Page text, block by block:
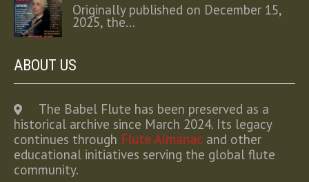
Originally published on December 15,
2025, the…
ABOUT US
The Babel Flute has been preserved as a
historical archive since March 2024. Its legacy
continues through Flute Almanac and other
educational initiatives serving the global flute
community.